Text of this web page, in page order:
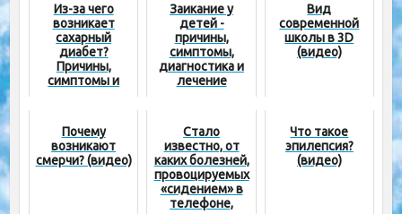
Из-за чего
возникает
сахарный
диабет?
Причины,
симптомы и
Заикание у
детей -
причины,
симптомы,
диагностика и
лечение
Вид
современной
школы в 3D
(видео)
Почему
возникают
смерчи? (видео)
Стало
известно, от
каких болезней,
провоцируемых
«сидением» в
телефоне,
Что такое
эпилепсия?
(видео)